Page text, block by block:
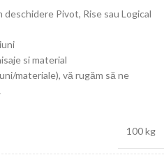
Pivot, Rise sau Logical
si material
materiale), vă rugăm să ne
100 kg